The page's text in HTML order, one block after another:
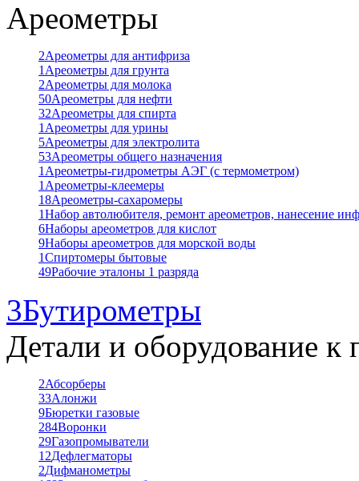
Ареометры
2Ареометры для антифриза
1 Ареометры для грунта
2Ареометры для молока
50Ареометры для нефти
32Ареометры для спирта
1 Ареометры для урины
5Ареометры для электролита
53Ареометры общего назначения
1 Ареометры-гидрометры АЭГ (с термометром)
1 Ареометры-клеемеры
18Ареометры-сахаромеры
1Набор автолюбителя, ремонт ареометров, нанесение
6Наборы ареометров для кислот
9Наборы ареометров для морской воды
1Спиртомеры бытовые
49Рабочие эталоны 1 разряда
3Бутирометры
Детали и оборудование к
2Абсорберы
33Алонжи
9Бюретки газовые
284Воронки
29Газопромыватели
12Дефлегматоры
2Дифманометры